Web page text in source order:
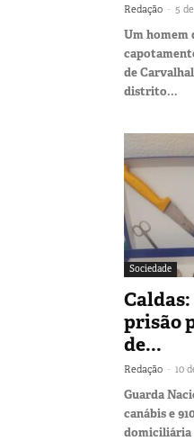
Redação - 5
Um homem
de
distrito...
Sociedade
Caldas:
prisão
de...
Redação - 10
Guarda
canábis e
domiciliária